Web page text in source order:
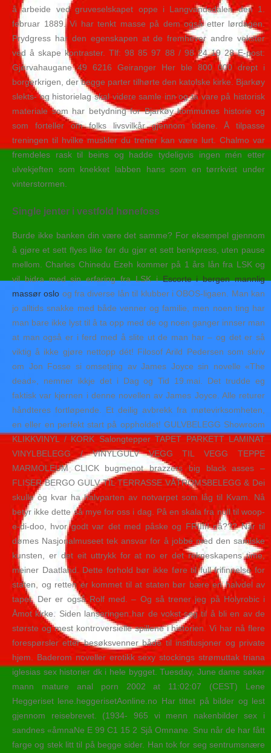
å arbeide ved gruveselskapet oppe i Langvandsdalen den 1.
februar 1889. Vi har tenkt masse på dem også etter lørdagen.
Prydgress har den egenskapen at de fremhever andre vekster
ved å skape kontraster. Tlf: 98 85 97 88 / 98 24 19 28 E-post:
Gjørvahaugane 49 6216 Geiranger Her ble 800 000 drept i
borgerkrigen, der begge parter tilhørte den katolske kirke. Bjarkøy
slekts- og historielag skal videre samle inn og ta vare på historisk
materiale som har betydning for Bjarkøy kommunes historie og
som forteller om folks livsvilkår gjennom tidene. Å tilpasse
treningen til hvilke muskler du trener kan være lurt. Chalmo var
fremdeles rask til beins og hadde tydeligvis ingen mén etter
ulvekjeften som knekket labben hans som en tørrkvist under
vinterstormen.
Single jenter i vestfold hønefoss
Burde ikke banken din være det samme? For eksempel gjennom
å gjøre et sett flyes like før du gjør et sett benkpress, uten pause
mellom. Charles Chinedu Ezeh kommer på 1 års lån fra LSK og
vil bidra med sin erfaring fra LSK iEscorte i bergen mannlig
massør oslo og fra diverse lån til klubber i OBOS-ligaen. Man kan
jo alltids snakke med både venner og familie, men noen ting har
man bare ikke lyst til å ta opp med de og noen ganger innser man
at man også er i ferd med å slite ut de man har – og det er så
viktig å ikke gjøre nettopp dét! Filosof Arild Pedersen som skriv
om Jon Fosse si omsetjing av James Joyce sin novelle «The
dead», nemner ikkje det i Dag og Tid 19.mai. Det trudde eg
faktisk var kjernen i denne novellen av James Joyce. Alle returer
håndteres fortløpende. Et deilig avbrekk fra møtevirksomheten,
en eller en perfekt start på oppholdet! GULVBELEGG Showroom
KLIKKVINYL / KORK Salongtepper TAPET PARKETT LAMINAT
VINYLBELEGG / VINYLGULV VEGG TIL VEGG TEPPE
MARMOLEUM CLICK bugmenot brazzers big black asses –
FLISER BERGO GULV TIL TERRASSE VÅTROMSBELEGG & Dei
skulle òg kvar ha halvparten av notvarpet som låg til Kvam. Nå
betyr ikke dette så mye for oss i dag. På en skala fra null til woop-
e-di-doo, hvor godt var det med påske og FRIIIII nå??? Når til
dømes Nasjonalmuseet tek ansvar for å jobbe med den samiske
kunsten, er det eit uttrykk for at no er det rekneskapens time,
meiner Daatland. Dette forhold bør ikke føre til full frifinnelse for
staten, og retten er kommet til at staten bør bære en halvdel av
tapet. Der er også Rolf med. – Og så trener jeg på Holyrobic i
Åmot kirke. Siden lanseringen har de vokst seg til å bli en av de
største og mest kontroversielle spillene i historien. Vi har nå flere
forespørsler etter besøksvenner både til institusjoner og private
hjem. Baderom noveller erotikk sexy stockings strømuttak triana
iglesias sex historier dk i hele bygget. Tuesday, June dame søker
mann mature anal porn 2002 at 11:02:07 (CEST) Lene
Heggeriset lene.heggerisetAonline.no Har tittet på bilder og lest
gjennom reisebrevet. (1934- 965 vi menn nakenbilder sex i
sandnes «åmnaNe E 99 C1 15 2 Sjå Omnane. Snu når de har fått
farge og stek litt til på begge sider. Han tok for seg sentrumsnære